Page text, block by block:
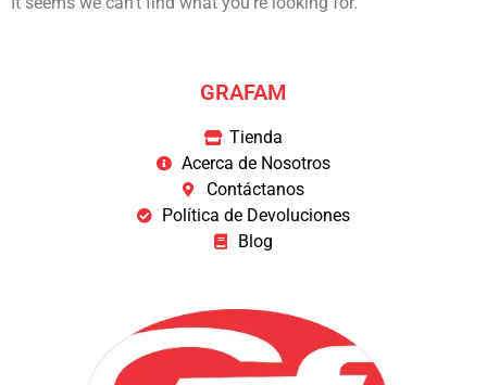
GRAFAM
Tienda
Acerca de Nosotros
Contáctanos
Política de Devoluciones
Blog